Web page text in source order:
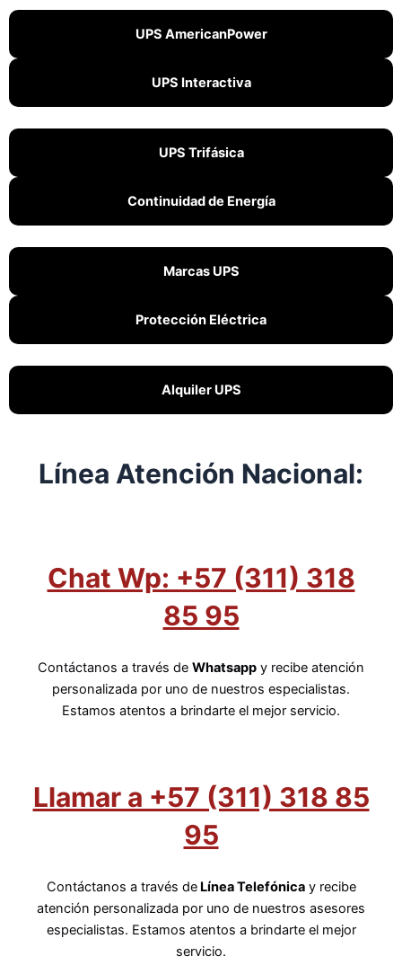
UPS AmericanPower
UPS Interactiva
UPS Trifásica
Continuidad de Energía
Marcas UPS
Protección Eléctrica
Alquiler UPS
Línea Atención Nacional:
Chat Wp: +57 (311) 318
85 95
Contáctanos a través de Whatsapp y recibe atención
personalizada por uno de nuestros especialistas.
Estamos atentos a brindarte el mejor servicio.
Llamar a +57 (311) 318 85
95
Contáctanos a través deLínea Telefónicay recibe
atención personalizada por uno de nuestros asesores
especialistas. Estamos atentos a brindarte el mejor
servicio.